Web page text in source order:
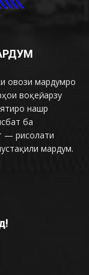
овози мардумро
воқеӣ, арзу
нашр
ба
— рисолати
мардум.